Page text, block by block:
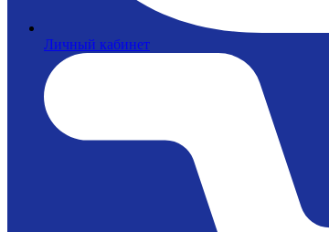
Личный кабинет